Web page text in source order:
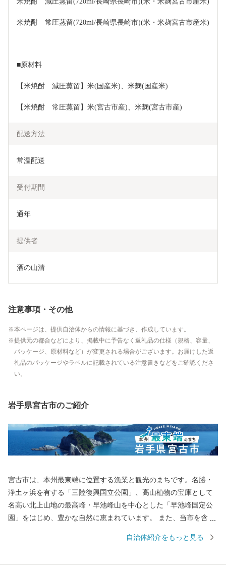
米焼酎　常圧蒸留(720ml/長崎県長崎市)(米・米麹宮古市産米)
■原材料
【米焼酎　減圧蒸留】米(国産米)、米麹(国産米)
【米焼酎　常圧蒸留】米(宮古市産)、米麹(宮古市産)
配送方法
常温配送
受付期間
通年
提供者
酒の山清
注意事項・その他
本ページは、提供自治体からの情報に基づき、作成しています。
提供元の都合などにより、掲載中に予告なく返礼品の仕様（規格、容量、
パッケージ、原材料など）が変更される場合がございます。お届けした返
礼品のパッケージやラベルに記載されている注意書きなどをご確認くださ
い。
岩手県宮古市のご紹介
宮古市は、本州最東端に位置する漁業と観光のまちです。名勝・
浄土ヶ浜を有する「三陸復興国立公園」、高山植物の宝庫として
名高い北上山地の最高峰・早池峰山を中心とした「早池峰国定公
園」をはじめ、豊かな自然に恵まれています。 また、当市を含む
地の成り立ちを知ることのできる日本ジオパークに認定されてい
自治体紹介をもっと見る